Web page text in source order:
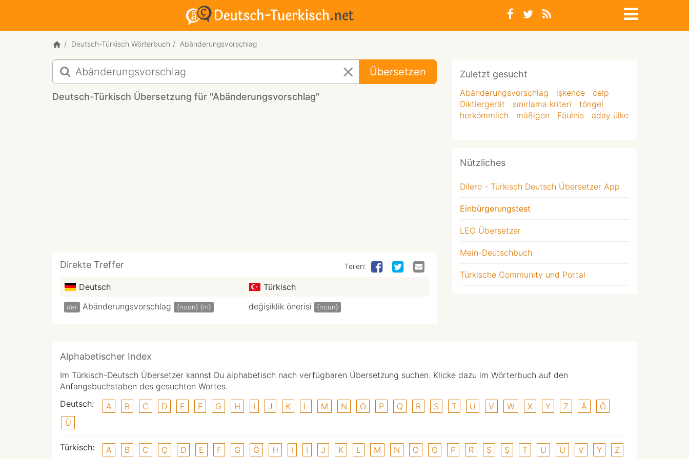
Deutsch-Türkisch Wörterbuch Abänderungsvorschlag
Deutsch-
Türkisch
Übersetzung
für
Übersetzen
Deutsch-Türkisch Übersetzung für "Abänderungsvorschlag"
Direkte Treffer Teilen:
Deutsch Türkisch
der Abänderungsvorschlag {noun} {m} değişiklik önerisi {noun}
Zuletzt gesucht
Abänderungsvorschlag işkence
celp
Diktiergerät
sınırlama kriteri
töngel
herkömmlich
mäßigen Fäulnis aday ülke
Nützliches
Dilero - Türkisch Deutsch Übersetzer App
Einbürgerungstest
LEO Übersetzer
Mein-Deutschbuch
Türkische Community und Portal
Alphabetischer Index
Im Türkisch-Deutsch Übersetzer kannst Du alphabetisch nach verfügbaren Übersetzung suchen. Klicke dazu im Wörterbuch auf den
Anfangsbuchstaben des gesuchten Wortes.
Deutsch:
A B C D E F G H I J K L M N O P Q R S T U V W X Y Z Ä
Ö
Ü
Türkisch: A B C Ç D E F G Ğ H I I J K L M N O Ö P R S Ş T U Ü V Y Z